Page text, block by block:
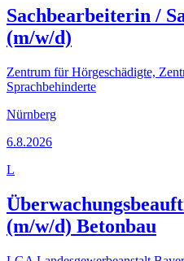
Sachbearbeiterin /
(m/w/d)
Zentrum für Hörgeschädigte,
Sprachbehinderte
Nürnberg
6.8.2026
L
(m/w/d) Betonbau